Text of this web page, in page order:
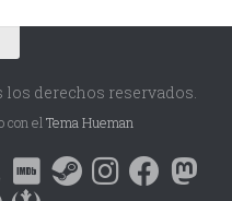
los derechos reservados.
con el Tema Hueman